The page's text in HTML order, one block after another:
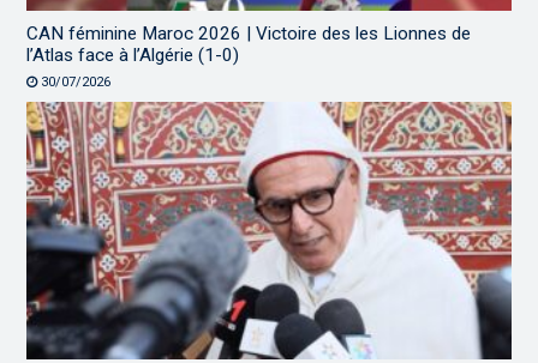
CAN féminine Maroc 2026 | Victoire des les Lionnes de
l’Atlas face à l’Algérie (1-0)
30/07/2026